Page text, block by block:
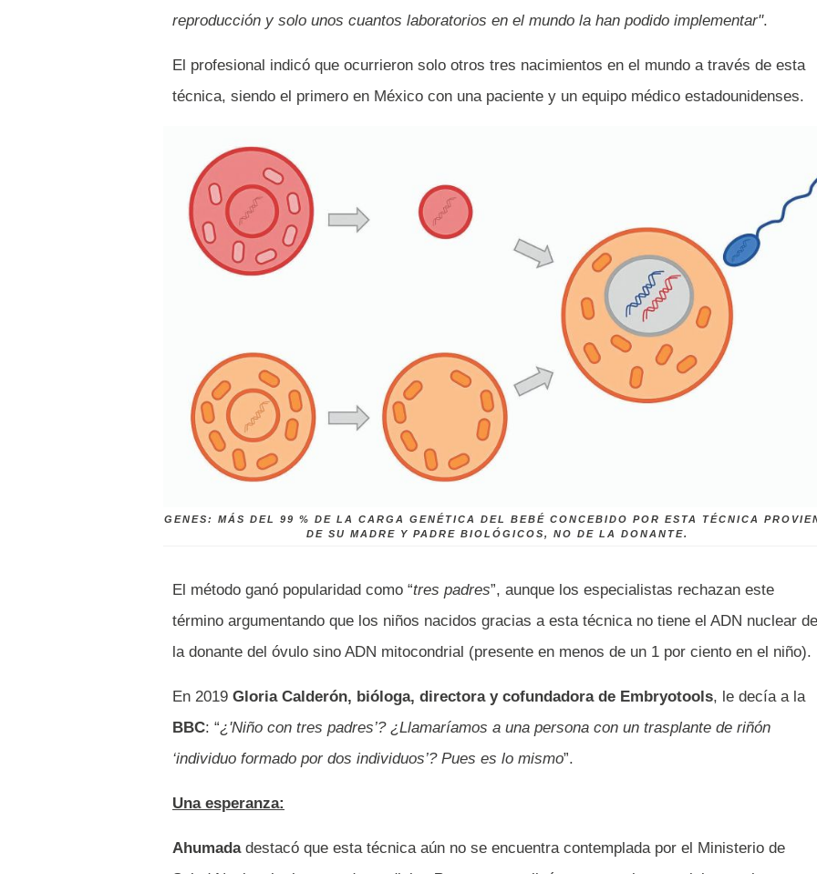
reproducción y solo unos cuantos laboratorios en el mundo la han podido implementar".
El profesional indicó que ocurrieron solo otros tres nacimientos en el mundo a través de esta
técnica, siendo el primero en México con una paciente y un equipo médico estadounidenses.
GENES: MÁS DEL 99 % DE LA CARGA GENÉTICA DEL BEBÉ CONCEBIDO POR ESTA TÉCNICA
DE SU MADRE Y PADRE BIOLÓGICOS, NO DE LA DONANTE.
El método ganó popularidad como “tres padres”, aunque los especialistas rechazan este
término argumentando que los niños nacidos gracias a esta técnica no tiene el ADN nuclear de
la donante del óvulo sino ADN mitocondrial (presente en menos de un 1 por ciento en el niño).
En 2019 Gloria Calderón, bióloga, directora y cofundadora de Embryotools, le decía a la
BBC: “¿'Niño con tres padres’? ¿Llamaríamos a una persona con un trasplante de riñón
‘individuo formado por dos individuos’? Pues es lo mismo”.
Una esperanza:
Ahumada destacó que esta técnica aún no se encuentra contemplada por el Ministerio de